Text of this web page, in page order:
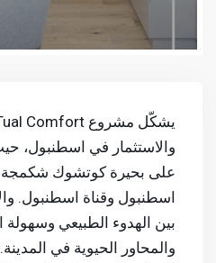
والاستثمار في اسطنبول،
على بحيرة كوتشوك
اسطنبول وقناة اسطنبول.
بين الهدوء الطبيعي
والمحاور الحيوية في المدينة.